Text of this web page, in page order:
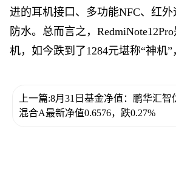
进的耳机接口、多功能NFC、红外
防水。总而言之，
机，如今跌到了1284元堪称“神机”
上一篇:8月31日基金净值：鹏华汇智
混合A最新净值0.6576，跌0.27%